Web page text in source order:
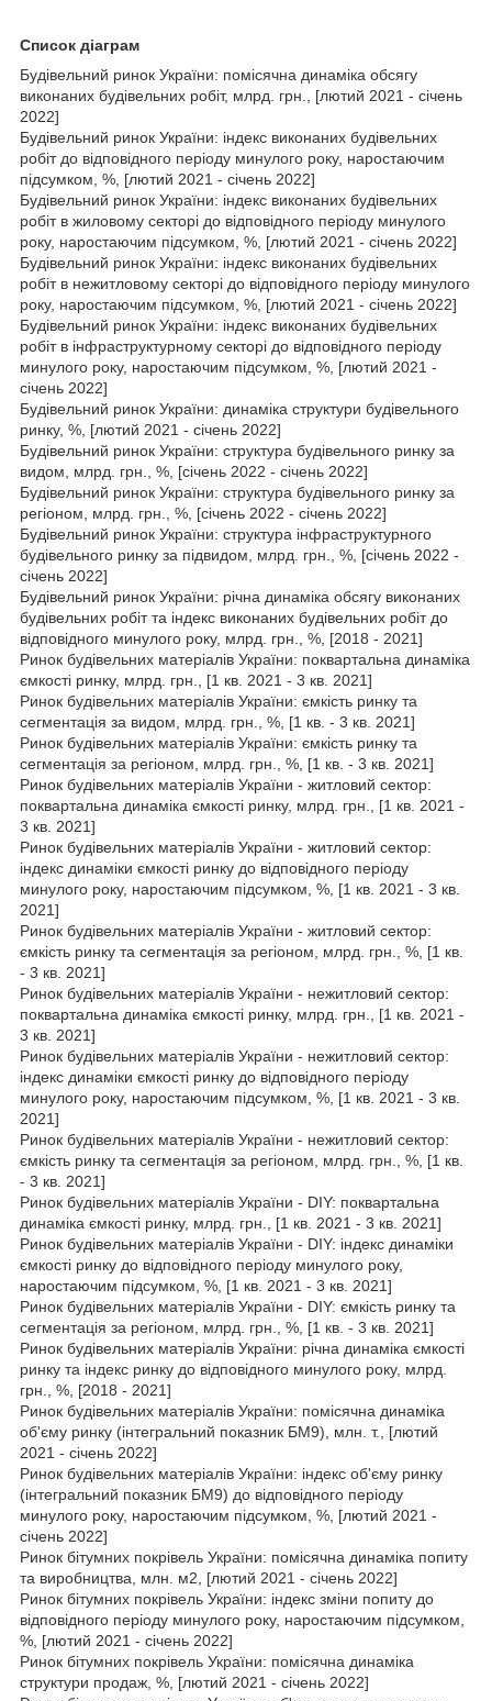
Список діаграм
Будівельний ринок України: помісячна динаміка обсягу
виконаних будівельних робіт, млрд. грн., [лютий 2021 - січень
2022]
Будівельний ринок України: індекс виконаних будівельних
робіт до відповідного періоду минулого року, наростаючим
підсумком, %, [лютий 2021 - січень 2022]
Будівельний ринок України: індекс виконаних будівельних
робіт в жиловому секторі до відповідного періоду минулого
року, наростаючим підсумком, %, [лютий 2021 - січень 2022]
Будівельний ринок України: індекс виконаних будівельних
робіт в нежитловому секторі до відповідного періоду минулого
року, наростаючим підсумком, %, [лютий 2021 - січень 2022]
Будівельний ринок України: індекс виконаних будівельних
робіт в інфраструктурному секторі до відповідного періоду
минулого року, наростаючим підсумком, %, [лютий 2021 -
січень 2022]
Будівельний ринок України: динаміка структури будівельного
ринку, %, [лютий 2021 - січень 2022]
Будівельний ринок України: структура будівельного ринку за
видом, млрд. грн., %, [січень 2022 - січень 2022]
Будівельний ринок України: структура будівельного ринку за
регіоном, млрд. грн., %, [січень 2022 - січень 2022]
Будівельний ринок України: структура інфраструктурного
будівельного ринку за підвидом, млрд. грн., %, [січень 2022 -
січень 2022]
Будівельний ринок України: річна динаміка обсягу виконаних
будівельних робіт та індекс виконаних будівельних робіт до
відповідного минулого року, млрд. грн., %, [2018 - 2021]
Ринок будівельних матеріалів України: поквартальна динаміка
ємкості ринку, млрд. грн., [1 кв. 2021 - 3 кв. 2021]
Ринок будівельних матеріалів України: ємкість ринку та
сегментація за видом, млрд. грн., %, [1 кв. - 3 кв. 2021]
Ринок будівельних матеріалів України: ємкість ринку та
сегментація за регіоном, млрд. грн., %, [1 кв. - 3 кв. 2021]
Ринок будівельних матеріалів України - житловий сектор:
поквартальна динаміка ємкості ринку, млрд. грн., [1 кв. 2021 -
3 кв. 2021]
Ринок будівельних матеріалів України - житловий сектор:
індекс динаміки ємкості ринку до відповідного періоду
минулого року, наростаючим підсумком, %, [1 кв. 2021 - 3 кв.
2021]
Ринок будівельних матеріалів України - житловий сектор:
ємкість ринку та сегментація за регіоном, млрд. грн., %, [1 кв.
- 3 кв. 2021]
Ринок будівельних матеріалів України - нежитловий сектор:
поквартальна динаміка ємкості ринку, млрд. грн., [1 кв. 2021 -
3 кв. 2021]
Ринок будівельних матеріалів України - нежитловий сектор:
індекс динаміки ємкості ринку до відповідного періоду
минулого року, наростаючим підсумком, %, [1 кв. 2021 - 3 кв.
2021]
Ринок будівельних матеріалів України - нежитловий сектор:
ємкість ринку та сегментація за регіоном, млрд. грн., %, [1 кв.
- 3 кв. 2021]
Ринок будівельних матеріалів України - DIY: поквартальна
динаміка ємкості ринку, млрд. грн., [1 кв. 2021 - 3 кв. 2021]
Ринок будівельних матеріалів України - DIY: індекс динаміки
ємкості ринку до відповідного періоду минулого року,
наростаючим підсумком, %, [1 кв. 2021 - 3 кв. 2021]
Ринок будівельних матеріалів України - DIY: ємкість ринку та
сегментація за регіоном, млрд. грн., %, [1 кв. - 3 кв. 2021]
Ринок будівельних матеріалів України: річна динаміка ємкості
ринку та індекс ринку до відповідного минулого року, млрд.
грн., %, [2018 - 2021]
Ринок будівельних матеріалів України: помісячна динаміка
об'єму ринку (інтегральний показник БМ9), млн. т., [лютий
2021 - січень 2022]
Ринок будівельних матеріалів України: індекс об'єму ринку
(інтегральний показник БМ9) до відповідного періоду
минулого року, наростаючим підсумком, %, [лютий 2021 -
січень 2022]
Ринок бітумних покрівель України: помісячна динаміка попиту
та виробництва, млн. м2, [лютий 2021 - січень 2022]
Ринок бітумних покрівель України: індекс зміни попиту до
відповідного періоду минулого року, наростаючим підсумком,
%, [лютий 2021 - січень 2022]
Ринок бітумних покрівель України: помісячна динаміка
структури продаж, %, [лютий 2021 - січень 2022]